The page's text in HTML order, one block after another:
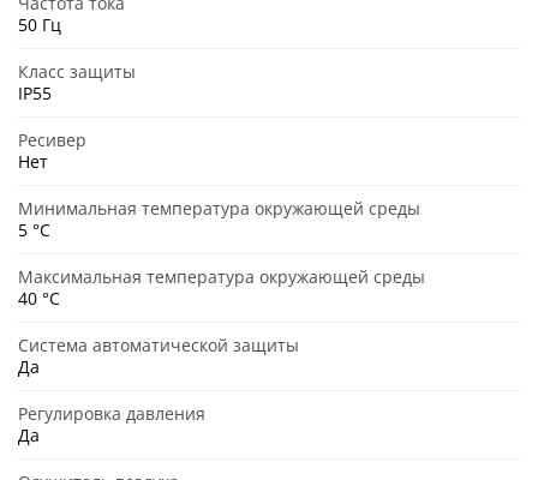
50 Гц
Класс защиты
IP55
Ресивер
Нет
Минимальная температура окружающей среды
5 °C
Максимальная температура окружающей среды
40 °C
Система автоматической защиты
Да
Регулировка давления
Да